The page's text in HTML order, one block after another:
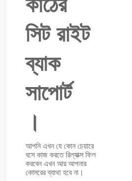
সিট রাইট
ব্যাক
সাপোর্ট
।
আপনি এখন যে কোন চেয়ারে
বসে কাজ করতে রিল্যাক্স ফিল
করবেন এখন আর আপনার
কোমরের ব্যাথা হবে না।